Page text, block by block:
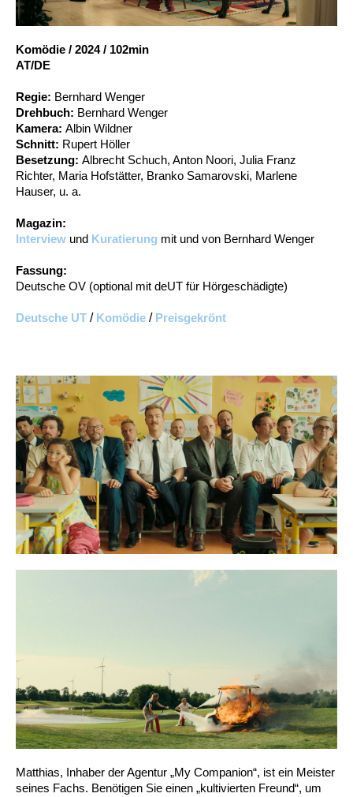
Account
Komödie / 2024 / 102min
AT/DE
Regie: Bernhard Wenger
Drehbuch: Bernhard Wenger
Kamera: Albin Wildner
Schnitt: Rupert Höller
Besetzung: Albrecht Schuch, Anton Noori, Julia Franz
Richter, Maria Hofstätter, Branko Samarovski, Marlene
Hauser, u. a.
Magazin:
Interview und Kuratierung mit und von Bernhard Wenger
Fassung:
Deutsche OV (optional mit deUT für Hörgeschädigte)
Deutsche UT / Komödie / Preisgekrönt
Matthias, Inhaber der Agentur „My Companion“, ist ein Meister
seines Fachs. Benötigen Sie einen „kultivierten Freund“, um